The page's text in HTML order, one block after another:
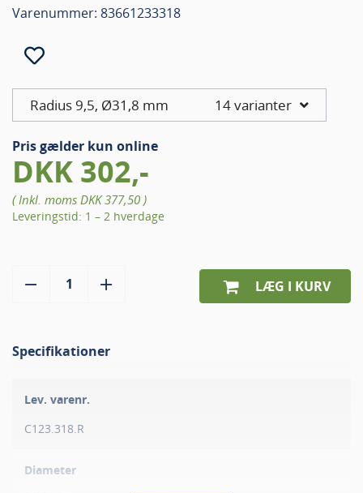
Varenummer: 83661233318
Radius 9,5, Ø31,8 mm 14 varianter
Pris gælder kun online
DKK 302,-
( Inkl. moms DKK 377,50 )
Leveringstid: 1 – 2 hverdage
LÆG I KURV
Specifikationer
Lev. varenr.
C123.318.R
Diameter